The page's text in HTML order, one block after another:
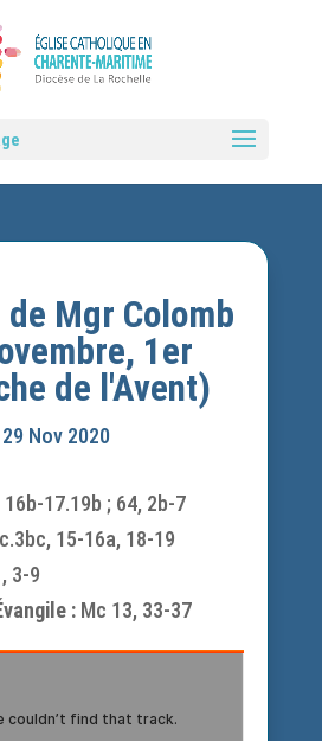
Mgr Colomb
1er
de l'Avent)
29 Nov 2020
16b-17.19b ; 64, 2b-7
15-16a, 18-19
3-9
: Mc 13, 33-37